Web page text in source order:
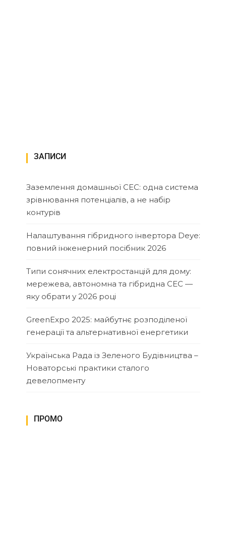
ЗАПИСИ
Заземлення домашньої СЕС: одна система
зрівнювання потенціалів, а не набір
контурів
Налаштування гібридного інвертора Deye:
повний інженерний посібник 2026
Типи сонячних електростанцій для дому:
мережева, автономна та гібридна СЕС —
яку обрати у 2026 році
GreenExpo 2025: майбутнє розподіленої
генерації та альтернативної енергетики
Українська Рада із Зеленого Будівництва –
Новаторські практики сталого
девелопменту
ПРОМО